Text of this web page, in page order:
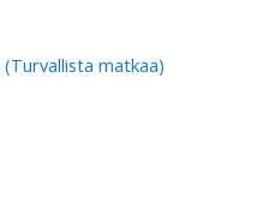
(Turvallista matkaa)